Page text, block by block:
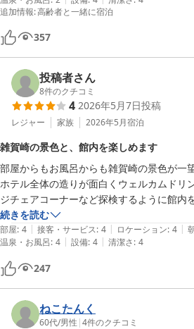
かなりお勧めできるお宿ですのでまた訪問
追加情報:高齢者と一緒に宿泊
357
投稿者さん
8件のクチコミ
4 2026年5月7日投稿
レジャー 家族 2026年5月宿泊
雑賀崎の景色と、館内を楽しめます
部屋からもお風呂からも雑賀崎の景色が一
ホテル全体の造りが面白くウェルカムドリ
ジチェアコーナーなど探検するように館内
スタッフさんは皆さま丁寧かつフレンドリ
朝食のしらすご飯はお代わりまでいただき
続きを読む
部屋: 4 | 接客・サービス: 4 | ロケーション: 4 |
温泉・お風呂: 4 | 設備: 4 | 清潔さ: 4
247
ねこたんく
60代/男性 |4件のクチコミ